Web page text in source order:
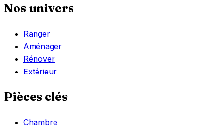
Nos univers
Ranger
Aménager
Rénover
Extérieur
Pièces clés
Chambre